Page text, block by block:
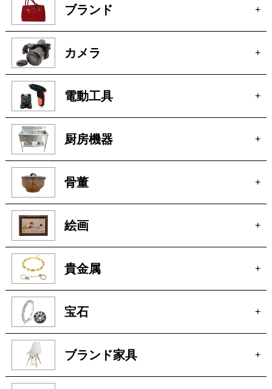
ブランド +
カメラ +
電動工具 +
厨房機器 +
骨董 +
絵画 +
貴金属 +
宝石 +
ブランド家具 +